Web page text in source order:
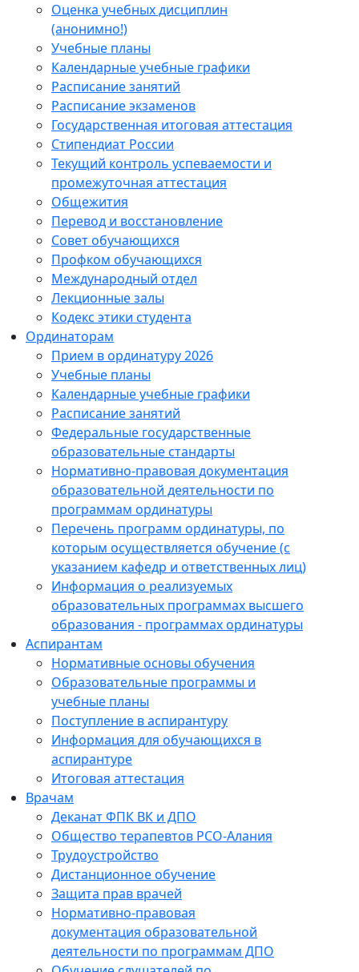
Оценка учебных дисциплин
(анонимно!)
Учебные планы
Календарные учебные графики
Расписание занятий
Расписание экзаменов
Государственная итоговая аттестация
Стипендиат России
Текущий контроль успеваемости и
промежуточная аттестация
Общежития
Перевод и восстановление
Совет обучающихся
Профком обучающихся
Международный отдел
Лекционные залы
Кодекс этики студента
Ординаторам
Прием в ординатуру 2026
Учебные планы
Календарные учебные графики
Расписание занятий
Федеральные государственные
образовательные стандарты
Нормативно-правовая документация
образовательной деятельности по
программам ординатуры
Перечень программ ординатуры, по
которым осуществляется обучение (с
указанием кафедр и ответственных лиц)
Информация о реализуемых
образовательных программах высшего
образования - программах ординатуры
Аспирантам
Нормативные основы обучения
Образовательные программы и
учебные планы
Поступление в аспирантуру
Информация для обучающихся в
аспирантуре
Итоговая аттестация
Врачам
Деканат ФПК ВК и ДПО
Общество терапевтов РСО-Алания
Трудоустройство
Дистанционное обучение
Защита прав врачей
Нормативно-правовая
документация образовательной
деятельности по программам ДПО